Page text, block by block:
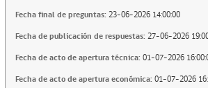
Fecha final de preguntas: 23-06-2026 14:00:00
Fecha de publicación de respuestas: 27-06-2026
Fecha de acto de apertura técnica: 01-07-2026
Fecha de acto de apertura económica: 01-07-2026